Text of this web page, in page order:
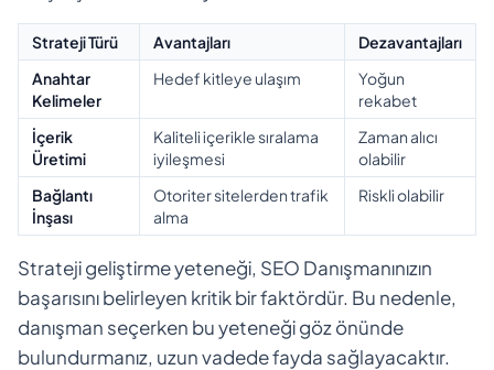
Strateji Türü Avantajları
Dezavantajları
Anahtar
Kelimeler
Hedef kitleye ulaşım
Yoğun
rekabet
İçerik
Üretimi
Kaliteli içerikle sıralama
iyileşmesi
Zaman alıcı
olabilir
Bağlantı
İnşası
Otoriter sitelerden trafik
alma
Riskli olabilir
Strateji geliştirme yeteneği, SEO Danışmanınızın
başarısını belirleyen kritik bir faktördür. Bu nedenle,
danışman seçerken bu yeteneği göz önünde
bulundurmanız, uzun vadede fayda sağlayacaktır.